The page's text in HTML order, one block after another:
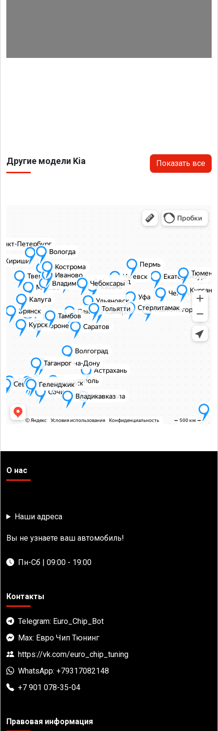
Другие модели Kia Показать все
О нас
Наши адреса
Вы не узнаете ваш автомобиль!
Пн-Сб | 09:00 - 19:00
Контакты
Telegram: Euro_Chip_Bot
Max: Евро Чип Тюнинг
https://vk.com/euro_chip_tuning
WhatsApp: +79317082148
+7 901 078-35-04
Правовая информация